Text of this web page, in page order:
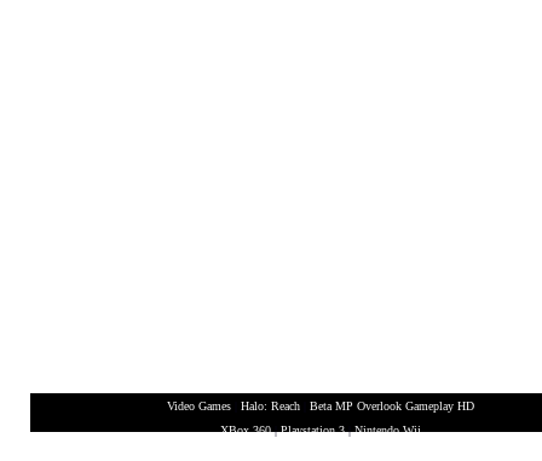
Video Games Halo: Reach
Beta MP Overlook Gameplay HD
XBox 360|Playstation 3|Nintendo Wii